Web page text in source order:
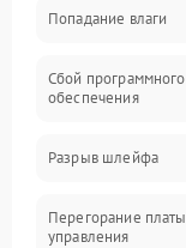
Управление
Электропитание
Попадание влаги
Сбой программного
обеспечения
Разрыв шлейфа
Перегорание платы
управления